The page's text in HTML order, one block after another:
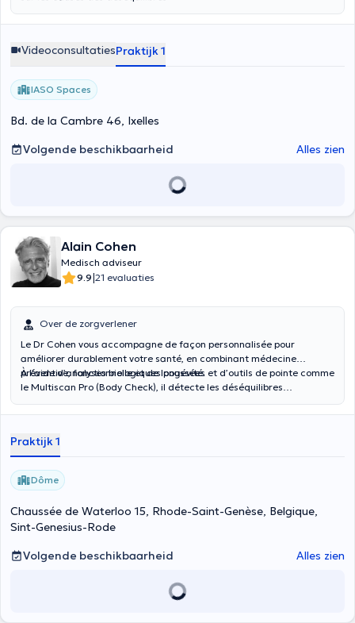
VideoconsultatiesPraktijk 1
IASO Spaces
Bd. de la Cambre 46, Ixelles
Volgende beschikbaarheid
Alles zien
Alain Cohen
Medisch adviseur
9.9|21 evaluaties
Over de zorgverlener
Le Dr Cohen vous accompagne de façon personnalisée pour
améliorer durablement votre santé, en combinant médecine
préventive, fonctionnelle et de longévité.
À l’aide d’analyses biologiques poussées et d’outils de pointe comme
le Multiscan Pro (Body Check), il détecte les déséquilibres
approche vise à prévenir les maladies chroniques, renforcer
quotidien.
Praktijk 1
Dôme
Chaussée de Waterloo 15, Rhode-Saint-Genèse, Belgique,
Sint-Genesius-Rode
Volgende beschikbaarheid
Alles zien